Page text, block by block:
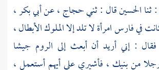
ثناالحسينقال : ثنيحجاج ،عنأبي بكر ،
فيفارسامرأة لا تلد إلا الملوك الأبطال ،
فقال : إني أريد أن أبعث إلى الروم جيشا
من بنيك ، فأشيري علي أيهم أستعمل ،